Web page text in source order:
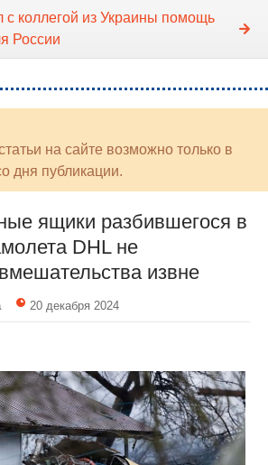
с коллегой из Украины помощь
России
на сайте возможно только в
дня публикации.
ящики разбившегося в
DHL не
извне
20 декабря 2024